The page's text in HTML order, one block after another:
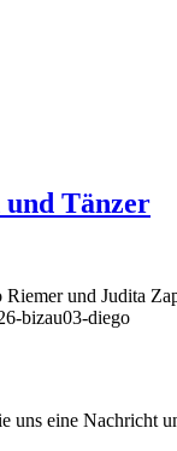
Tänzer
und Judita
bizau03-diego
uns eine Nachricht